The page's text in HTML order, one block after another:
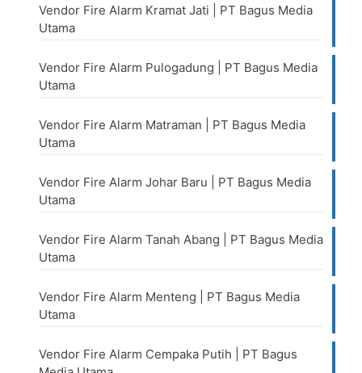
Vendor Fire Alarm Kramat Jati | PT Bagus Media
Utama
Vendor Fire Alarm Pulogadung | PT Bagus Media
Utama
Vendor Fire Alarm Matraman | PT Bagus Media
Utama
Vendor Fire Alarm Johar Baru | PT Bagus Media
Utama
Vendor Fire Alarm Tanah Abang | PT Bagus Media
Utama
Vendor Fire Alarm Menteng | PT Bagus Media
Utama
Vendor Fire Alarm Cempaka Putih | PT Bagus